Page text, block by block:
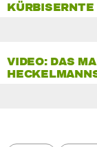
VIDEO: DAS